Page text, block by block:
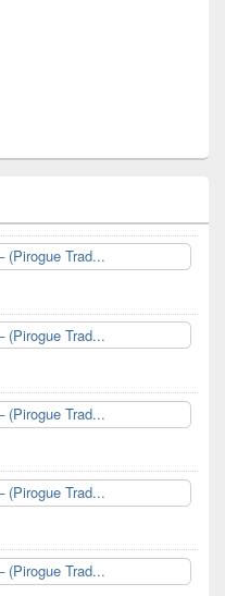
(Pirogue Trad...
(Pirogue Trad...
(Pirogue Trad...
(Pirogue Trad...
(Pirogue Trad...